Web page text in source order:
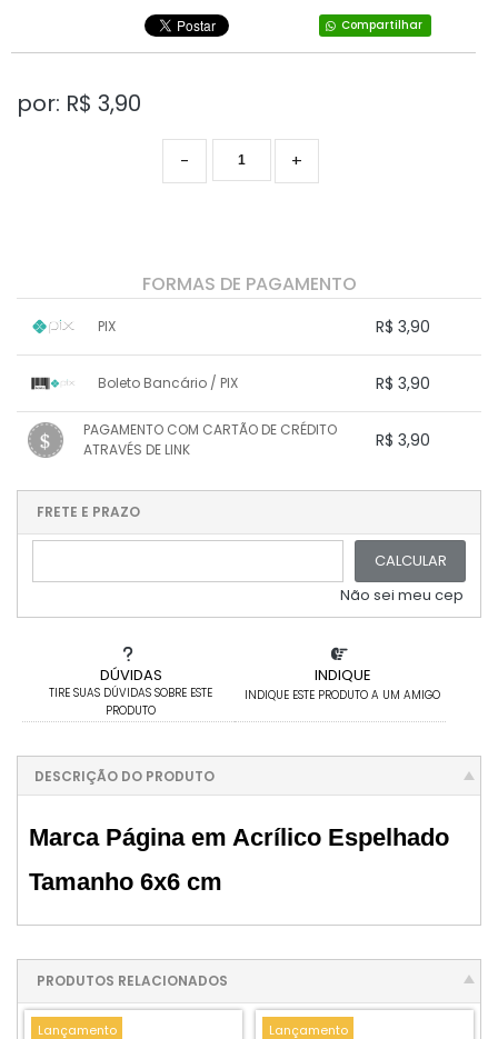
Compartilhar
DÚVIDAS
TIRE SUAS DÚVIDAS SOBRE ESTE
PRODUTO
INDIQUE
INDIQUE ESTE PRODUTO A UM AMIGO
por: R$ 3,90
+
-
FORMAS DE PAGAMENTO
PIX R$ 3,90
.
Boleto Bancário / PIX R$ 3,90
1x sem juros de R$ 3,90
...
PAGAMENTO COM CARTÃO DE CRÉDITO
ATRAVÉS DE LINK
R$ 3,90
...
....
FRETE E PRAZO
CALCULAR
Não sei meu cep
DESCRIÇÃO DO PRODUTO
Marca Página em Acrílico Espelhado
Tamanho 6x6 cm
PRODUTOS RELACIONADOS
Lançamento Lançamento